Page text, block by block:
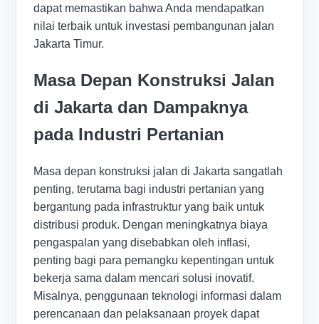
dapat memastikan bahwa Anda mendapatkan
nilai terbaik untuk investasi pembangunan jalan
Jakarta Timur.
Masa Depan Konstruksi Jalan
di Jakarta dan Dampaknya
pada Industri Pertanian
Masa depan konstruksi jalan di Jakarta sangatlah
penting, terutama bagi industri pertanian yang
bergantung pada infrastruktur yang baik untuk
distribusi produk. Dengan meningkatnya biaya
pengaspalan yang disebabkan oleh inflasi,
penting bagi para pemangku kepentingan untuk
bekerja sama dalam mencari solusi inovatif.
Misalnya, penggunaan teknologi informasi dalam
perencanaan dan pelaksanaan proyek dapat